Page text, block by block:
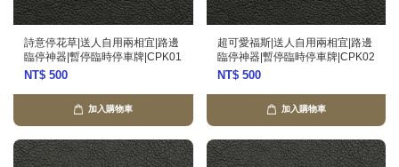
詩意停花草|送人自用兩相宜|路邊
臨停神器|暫停臨時停車牌|CPK01
NT$ 500
加入購物車
超可愛福斯|送人自用兩相宜|路邊
臨停神器|暫停臨時停車牌|CPK02
NT$ 500
加入購物車